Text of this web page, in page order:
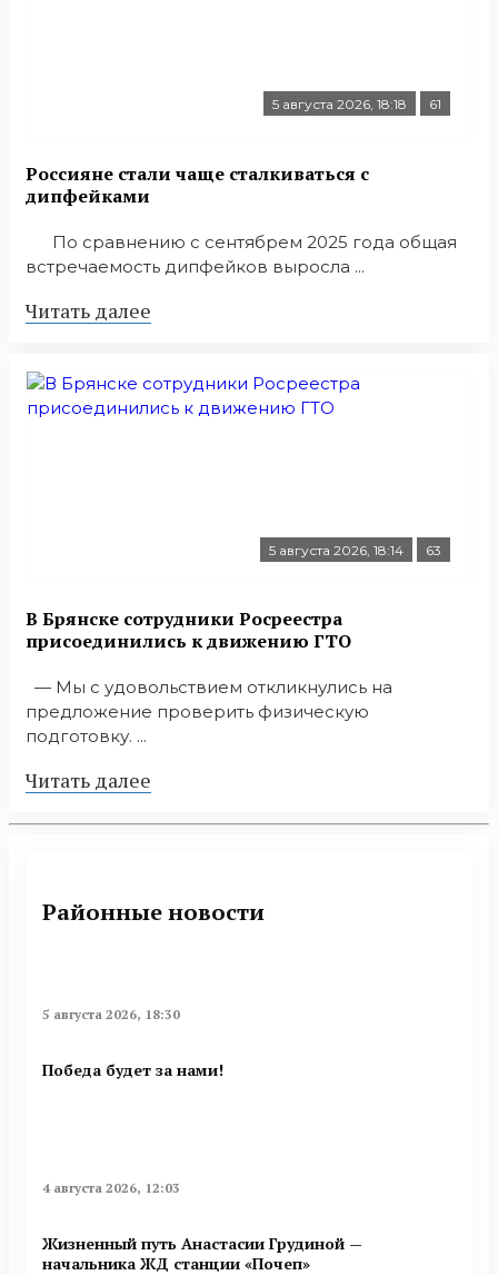
5 августа 2026, 18:18 61
Россияне стали чаще сталкиваться с
дипфейками
По сравнению с сентябрем 2025 года общая
встречаемость дипфейков выросла ...
Читать далее
5 августа 2026, 18:14 63
В Брянске сотрудники Росреестра
присоединились к движению ГТО
— Мы с удовольствием откликнулись на
предложение проверить физическую
подготовку. ...
Читать далее
Районные новости
5 августа 2026, 18:30
Победа будет за нами!
4 августа 2026, 12:03
Жизненный путь Анастасии Грудиной —
начальника ЖД станции «Почеп»